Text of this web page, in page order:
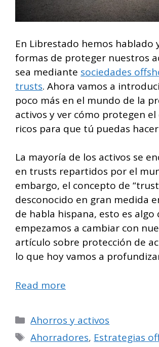
En Librestado hemos hablado
formas de proteger nuestros
sea mediante sociedades
trusts. Ahora vamos a
poco más en el mundo de la
activos y ver cómo protegen
ricos para que tú puedas
La mayoría de los activos se
en trusts repartidos por el
embargo, el concepto de
desconocido en gran medida
de habla hispana, esto es algo
empezamos a cambiar con
artículo sobre protección de
lo que hoy vamos a
Read more
Categorías
Ahorros y activos
Etiquetas
Ahorradores, Estrategias